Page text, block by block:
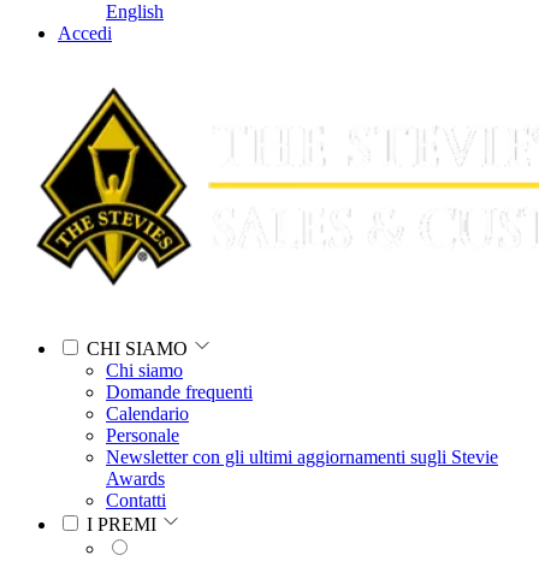
English
Accedi
CHI SIAMO
Chi siamo
Domande frequenti
Calendario
Personale
Newsletter con gli ultimi aggiornamenti sugli Stevie
Awards
Contatti
I PREMI